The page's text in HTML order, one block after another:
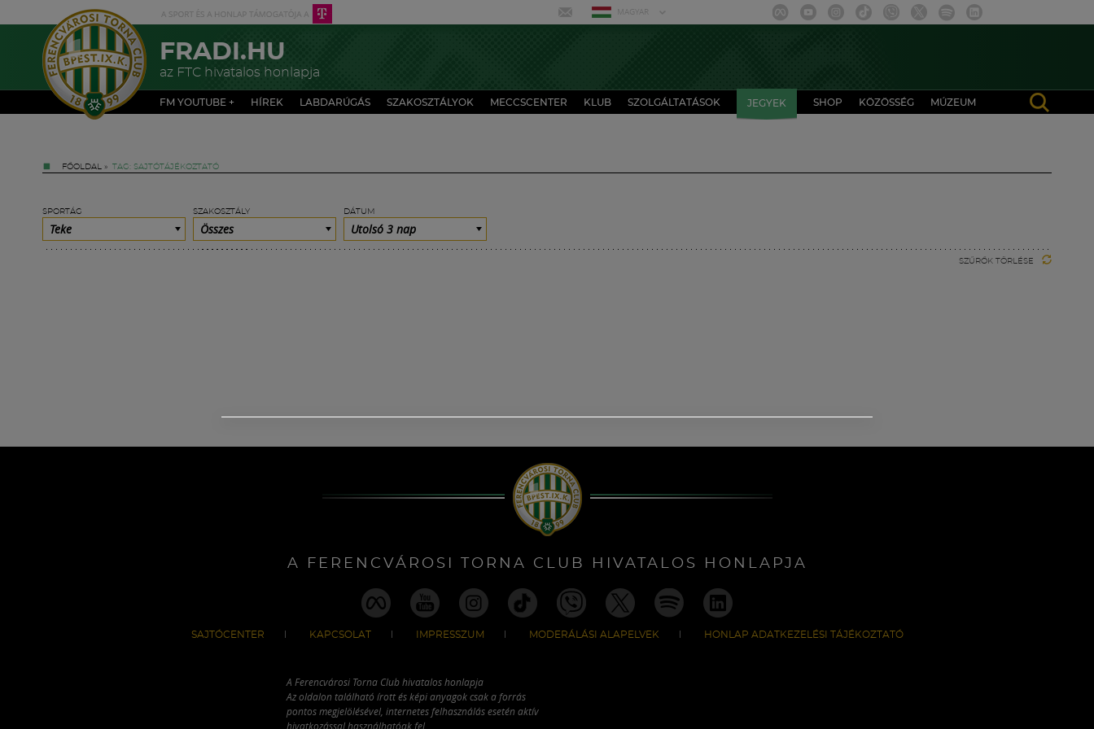
MAGYAR
FRADI.HU
az FTC hivatalos honlapja
FM YOUTUBE + HÍREK LABDARÚGÁS SZAKOSZTÁLYOK MECCSCENTER KLUB SZOLGÁLTATÁSOK JEGYEK SHOP KÖZÖSSÉG MÚZEUM
FŐOLDAL » TAG: SAJTÓTÁJÉKOZTATÓ
SPORTÁG
Teke
SZAKOSZTÁLY
Összes
DÁTUM
Utolsó 3 nap
SZŰRŐK TÖRLÉSE
A FERENCVÁROSI TORNA CLUB HIVATALOS HONLAPJA
SAJTÓCENTER KAPCSOLAT IMPRESSZUM MODERÁLÁSI ALAPELVEK HONLAP ADATKEZELÉSI TÁJÉKOZTATÓ
A Ferencvárosi Torna Club hivatalos honlapja
Az oldalon található írott és képi anyagok csak a forrás
pontos megjelölésével, internetes felhasználás esetén aktív
hivatkozással használhatóak fel.